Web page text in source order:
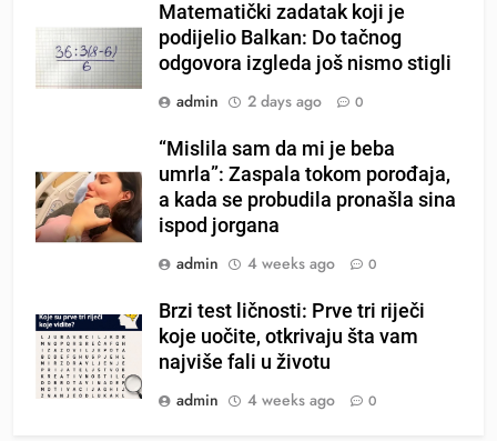
Matematički zadatak koji je
podijelio Balkan: Do tačnog
odgovora izgleda još nismo stigli
admin
2 days ago 0
“Mislila sam da mi je beba
umrla”: Zaspala tokom porođaja,
a kada se probudila pronašla sina
ispod jorgana
admin
4 weeks ago 0
Brzi test ličnosti: Prve tri riječi
koje uočite, otkrivaju šta vam
najviše fali u životu
admin
4 weeks ago 0